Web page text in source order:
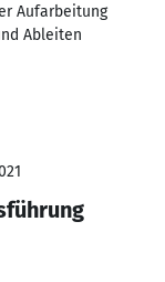
Aufarbeitung
Ableiten